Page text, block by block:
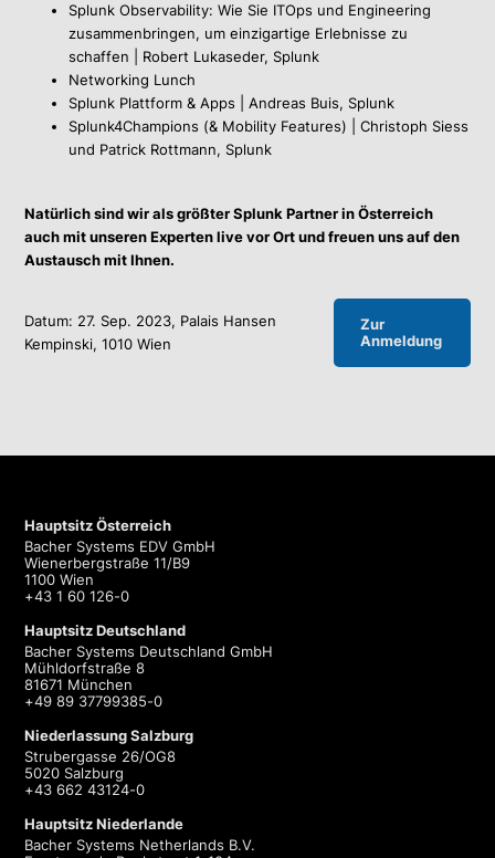
Splunk Observability: Wie Sie ITOps und Engineering
zusammenbringen, um einzigartige Erlebnisse zu
schaffen | Robert Lukaseder, Splunk
Networking Lunch
Splunk Plattform & Apps | Andreas Buis, Splunk
Splunk4Champions (& Mobility Features) | Christoph Siess
und Patrick Rottmann, Splunk
Natürlich sind wir als größter Splunk Partner in Österreich
auch mit unseren Experten live vor Ort und freuen uns auf den
Austausch mit Ihnen.
Datum: 27. Sep. 2023, Palais Hansen
Kempinski, 1010 Wien
Zur
Anmeldung
Hauptsitz Österreich
Bacher Systems EDV GmbH
Wienerbergstraße 11/B9
1100 Wien
+43 1 60 126-0
Hauptsitz Deutschland
Bacher Systems Deutschland GmbH
Mühldorfstraße 8
81671 München
+49 89 37799385-0
Niederlassung Salzburg
Strubergasse 26/OG8
5020 Salzburg
+43 662 43124-0
Hauptsitz Niederlande
Bacher Systems Netherlands B.V.